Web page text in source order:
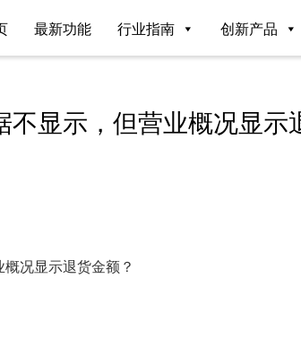
最新功能 行业指南 创新产品
显示，但营业概况显示
况显示退货金额？